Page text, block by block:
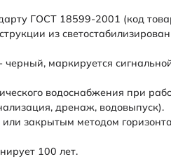
ГОСТ 18599-2001 (код
из
маркируется
водоснабжения при
дренаж, водовыпуск).
закрытым методом
100 лет.